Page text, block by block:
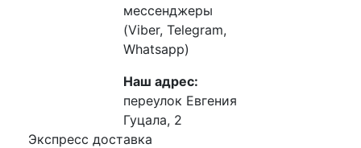
мессенджеры
(Viber, Telegram,
Whatsapp)
Наш адрес:
переулок Евгения
Гуцала, 2
Экспресс доставка